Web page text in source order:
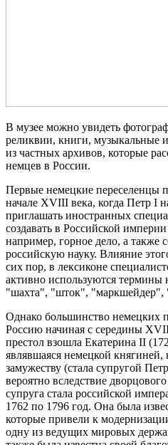
В музее можно увидеть
реликвии, книги, музыкальные
из частных архивов, которые
немцев в России.
Первые немецкие переселенцы
начале XVIII века, когда Петр I
приглашать иностранных
создавать в Российской
например, горное дело, а также
российскую науку. Влияние
сих пор, в лексиконе
активно используются термины
"шахта", "шток", "маркшейдер",
Однако большинство немецких
Россию начиная с середины
престол взошла Екатерина II
являвшаяся немецкой княгиней,
замужеству (стала супругой
вероятно вследствие
супруга стала российской
1762 по 1796 год. Она была
которые привели к
одну из ведущих мировых